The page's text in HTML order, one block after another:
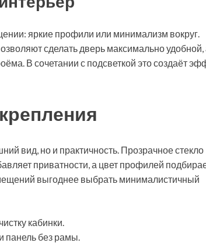
яркие профили или минимализм вокруг.
сделать дверь максимально удобной,
В сочетании с подсветкой это создаёт
вид, но и практичность. Прозрачное стекло
приватности, а цвет профилей
выгоднее выбрать минималистичный
кабинки.
панель без рамы.